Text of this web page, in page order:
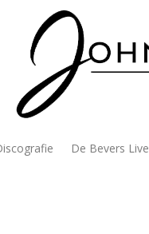
De Bevers Live